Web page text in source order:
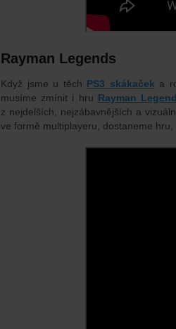
Rayman Legends
Když jsme u těch PS3 skákačeka
musíme zmínit i hru Rayman
z nejdelších, nejzábavnějších a
ve formě multiplayeru, dostaneme